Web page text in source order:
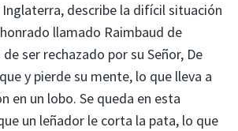
Inglaterra, describe la difícil situación
llamado Raimbaud de
ser rechazado por su Señor, De
y pierde su mente, lo que lleva a
en un lobo. Se queda en esta
un leñador le corta la pata, lo que